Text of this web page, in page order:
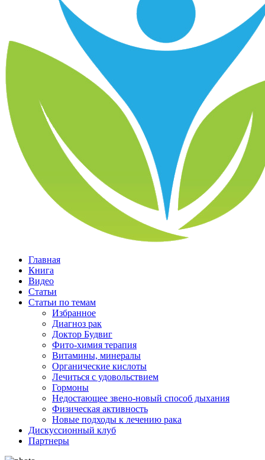
Главная
Книга
Видео
Статьи
Статьи по темам
Избранное
Диагноз рак
Доктор Будвиг
Фито-химия терапия
Витамины, минералы
Органические кислоты
Лечиться с удовольствием
Гормоны
Недостающее звено-новый способ дыхания
Физическая активность
Новые подходы к лечению рака
Дискуссионный клуб
Партнеры